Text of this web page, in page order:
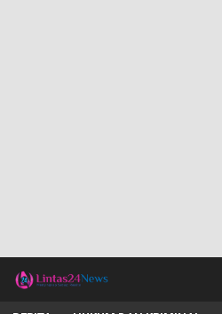
lintas24news.com
Menyingkap Setiap Realita